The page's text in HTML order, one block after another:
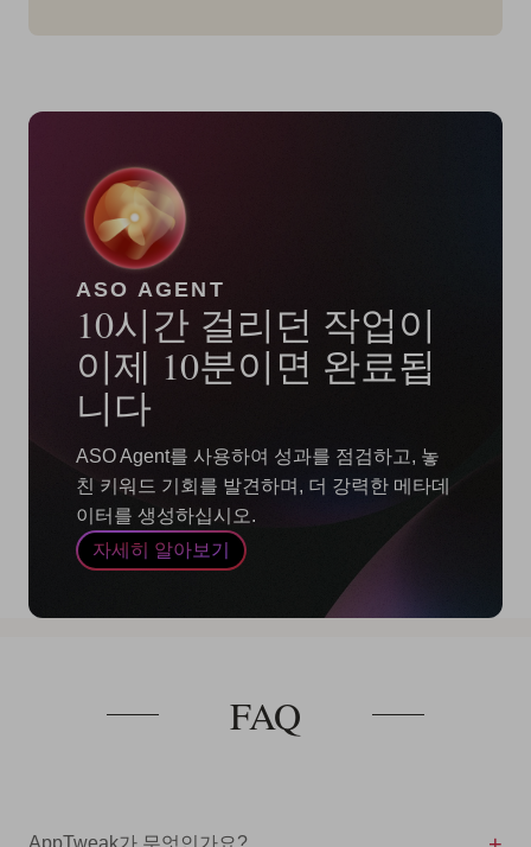
ASO AGENT
10시간 걸리던 작업이
이제 10분이면 완료됩
니다
ASO Agent를 사용하여 성과를 점검하고, 놓
친 키워드 기회를 발견하며, 더 강력한 메타데
이터를 생성하십시오.
자세히 알아보기
FAQ